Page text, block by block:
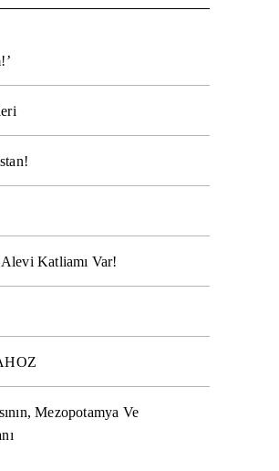
Katliamı Var!
Mezopotamya Ve